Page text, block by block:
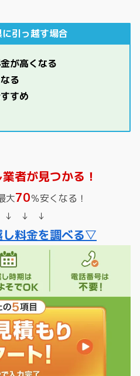
引っ越す場合
が高くなる
る
すめ
者が見つかる！
大70％安くなる！
↓ ↓ ↓
し料金を調べる▽